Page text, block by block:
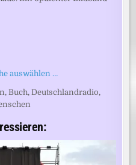
auswählen …
, Buch, Deutschlandradio,